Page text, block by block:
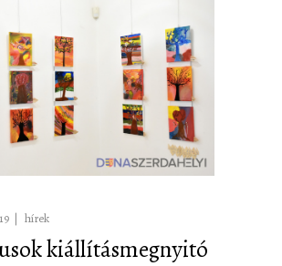
hírek
kiállításmegnyitó